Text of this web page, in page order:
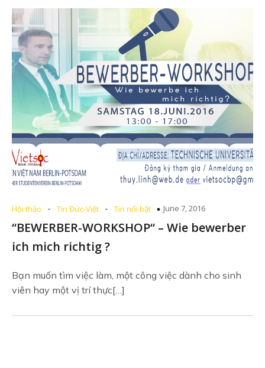
Hội thảo - Tin Đức-Việt - Tin nổi bật June 7, 2016
“BEWERBER-WORKSHOP“ – Wie bewerber
ich mich richtig ?
Bạn muốn tìm việc làm, một công việc dành cho sinh
viên hay một vị trí thực[…]